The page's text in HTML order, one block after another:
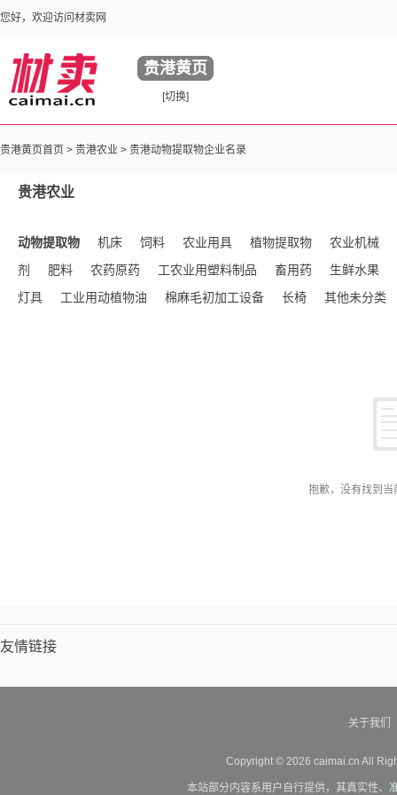
您好，欢迎访问材卖网
贵港黄页
[切换]
贵港黄页首页 > 贵港农业 > 贵港动物提取物企业名录
贵港农业
动物提取物 机床 饲料 农业用具 植物提取物
农业机械
剂
肥料 农药原药 工农业用塑料制品 畜用药
生鲜水果
灯具
工业用动植物油 棉麻毛初加工设备 长椅 其他未分类
抱歉，没有找到
友情链接
关于我们
Copyright © 2026 caimai.cn All
本站部分内容系用户自行提供，其真实性、